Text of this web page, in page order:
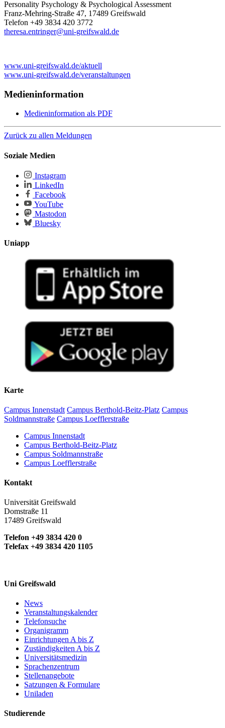
Personality Psychology & Psychological Assessment
Franz-Mehring-Straße 47, 17489 Greifswald
Telefon +49 3834 420 3772
theresa.entringer@uni-greifswald.de
www.uni-greifswald.de/aktuell
www.uni-greifswald.de/veranstaltungen
Medieninformation
Medieninformation als PDF
Zurück zu allen Meldungen
Soziale Medien
Instagram
LinkedIn
Facebook
YouTube
Mastodon
Bluesky
Uniapp
Karte
Campus Innenstadt Campus Berthold-Beitz-Platz Campus
Soldmannstraße Campus Loefflerstraße
Campus Innenstadt
Campus Berthold-Beitz-Platz
Campus Soldmannstraße
Campus Loefflerstraße
Kontakt
Universität Greifswald
Domstraße 11
17489 Greifswald
Telefon +49 3834 420 0
Telefax +49 3834 420 1105
Uni Greifswald
News
Veranstaltungskalender
Telefonsuche
Organigramm
Einrichtungen A bis Z
Zuständigkeiten A bis Z
Universitätsmedizin
Sprachenzentrum
Stellenangebote
Satzungen & Formulare
Uniladen
Studierende